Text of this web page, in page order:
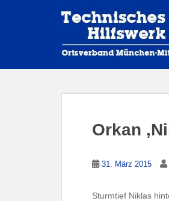
Orkan
31. März 2015
Sturmtief Niklas